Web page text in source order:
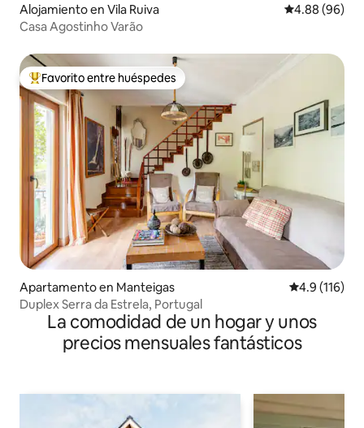
Alojamiento en Vila Ruiva Calificación
4.88 (96)
Casa Agostinho Varão
Favorito entre huéspedes preferido
Favorito entre huéspedes
Apartamento en Manteigas Calificación
4.9 (116)
Duplex Serra da Estrela, Portugal
La comodidad de un hogar y unos
precios mensuales fantásticos